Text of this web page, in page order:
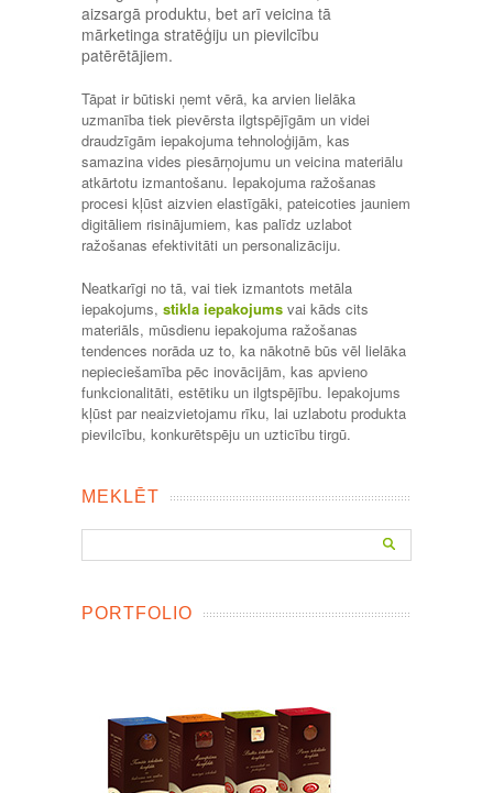
aizsargā produktu, bet arī veicina tā
mārketinga stratēģiju un pievilcību
patērētājiem.
Tāpat ir būtiski ņemt vērā, ka arvien lielāka
uzmanība tiek pievērsta ilgtspējīgām un videi
draudzīgām iepakojuma tehnoloģijām, kas
samazina vides piesārņojumu un veicina materiālu
atkārtotu izmantošanu. Iepakojuma ražošanas
procesi kļūst aizvien elastīgāki, pateicoties jauniem
digitāliem risinājumiem, kas palīdz uzlabot
ražošanas efektivitāti un personalizāciju.
Neatkarīgi no tā, vai tiek izmantots metāla
iepakojums, stikla iepakojums vai kāds cits
materiāls, mūsdienu iepakojuma ražošanas
tendences norāda uz to, ka nākotnē būs vēl lielāka
nepieciešamība pēc inovācijām, kas apvieno
funkcionalitāti, estētiku un ilgtspējību. Iepakojums
kļūst par neaizvietojamu rīku, lai uzlabotu produkta
pievilcību, konkurētspēju un uzticību tirgū.
MEKLĒT
PORTFOLIO